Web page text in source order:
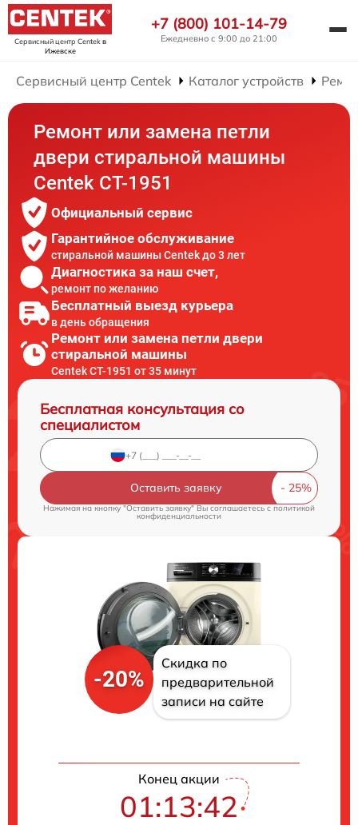
Сервисный центр Centekв
Ижевске
+7 (800) 101-14-79
Ежедневно с 9:00 до 21:00
Сервисный центр Centek Каталог устройств
Ремонт или замена петли
двери стиральной машины
Centek CT-1951
Официальный сервис
Гарантийное обслуживание
стиральной машины Centek до 3 лет
Диагностика за наш счет,
ремонт по желанию
Бесплатный выезд курьера
в день обращения
Ремонт или замена петли двери
стиральной машины
Centek CT-1951 от 35 минут
Бесплатная консультация со
специалистом
Оставить заявку
Нажимая на кнопку "Оставить заявку" Вы соглашаетесь c политикой
конфиденциальности
-20%
Скидка по
предварительной
записи на сайте
Конец акции
01:13:42